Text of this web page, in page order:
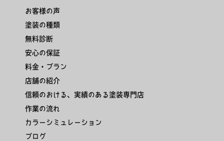
お客様の声
塗装の種類
無料診断
安心の保証
料金・プラン
店舗の紹介
信頼のおける、実績のある塗装専門店
作業の流れ
カラーシミュレーション
ブログ